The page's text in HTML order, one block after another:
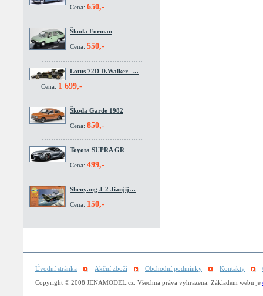
Cena: 650,-
Škoda Forman
Cena: 550,-
Lotus 72D D.Walker -…
Cena: 1 699,-
Škoda Garde 1982
Cena: 850,-
Toyota SUPRA GR
Cena: 499,-
Shenyang J-2 Jianjij…
Cena: 150,-
Úvodní stránka Akční zboží Obchodní podmínky Kontakty
Copyright © 2008 JENAMODEL.cz. Všechna práva vyhrazena. Základem webu je